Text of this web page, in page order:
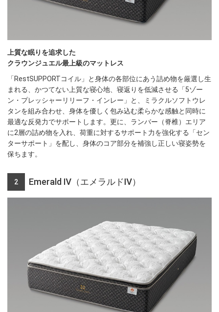
上質な眠りを追求した
クラウンジュエル最上級のマットレス
「RestSUPPORTコイル」と身体の各部位にあう詰め物を厳選し生
まれる、かつてない上質な寝心地、寝返りを低減させる「5ゾー
ン・プレッシャーリリーフ・インレー」と、ミラクルソフトウレ
タンを組み合わせ、身体を優しく包み込む柔らかな感触と同時に
最適な反発力でサポートします。更に、ランバー（脊椎）エリア
に2層の詰め物を入れ、荷重に対するサポート力を強化する「セン
ターサポート」を配し、身体のコア部分を補強し正しい寝姿勢を
保ちます。
2 Emerald Ⅳ（エメラルドⅣ）